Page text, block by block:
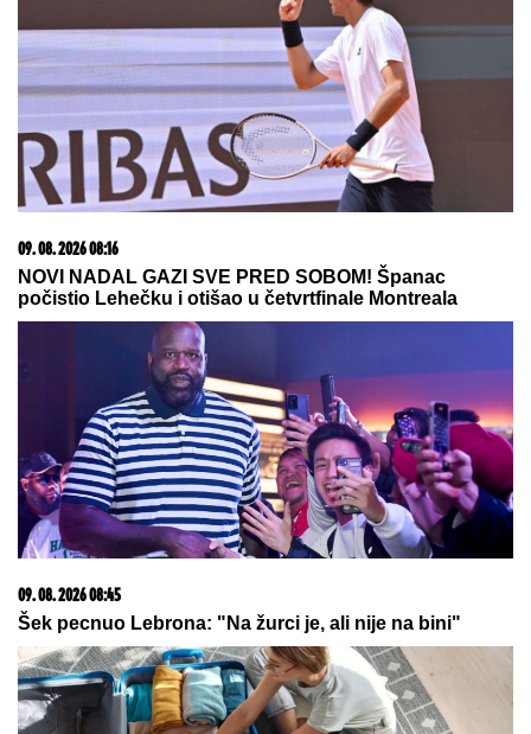
23. 07. 2026 12:47
Letnje večeri u gradu više nisu rezervisane za vikend:
Zašto sve više ljudi bira večeru koja se spontano
pretvori u druženje
06. 08. 2026 07:08
Evo u kojim banjama važi vaučer od 10.000 dinara -
kompletan spisak destinacija u Srbiji